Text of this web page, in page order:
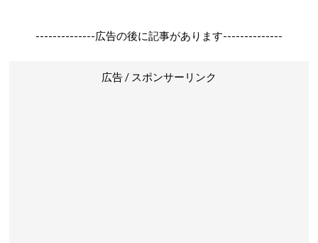
--------------広告の後に記事があります--------------
広告 / スポンサーリンク